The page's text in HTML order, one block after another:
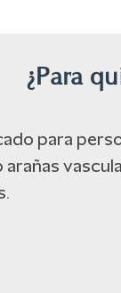
¿Para
para